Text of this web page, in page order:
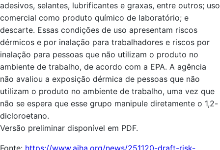
adesivos, selantes, lubrificantes e graxas, entre outros; uso
comercial como produto químico de laboratório; e
descarte. Essas condições de uso apresentam riscos
dérmicos e por inalação para trabalhadores e riscos por
inalação para pessoas que não utilizam o produto no
ambiente de trabalho, de acordo com a EPA. A agência
não avaliou a exposição dérmica de pessoas que não
utilizam o produto no ambiente de trabalho, uma vez que
não se espera que esse grupo manipule diretamente o 1,2-
dicloroetano.
Versão preliminar disponível em PDF.